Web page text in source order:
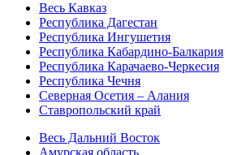
Весь Кавказ
Республика Дагестан
Республика Ингушетия
Республика Кабардино-Балкария
Республика Карачаево-Черкесия
Республика Чечня
Северная Осетия – Алания
Ставропольский край
Весь Дальний Восток
Амурская область